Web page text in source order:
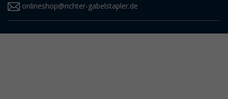
onlineshop@richter-gabelstapler.de